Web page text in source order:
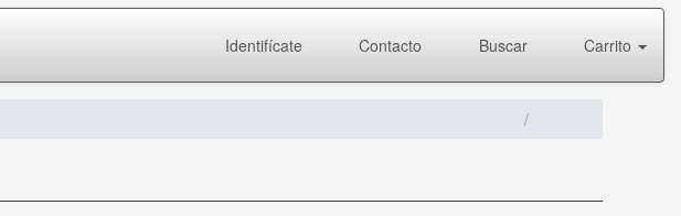
Identifícate Contacto Buscar Carrito